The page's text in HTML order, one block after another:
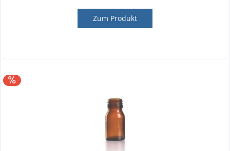
Zum Produkt